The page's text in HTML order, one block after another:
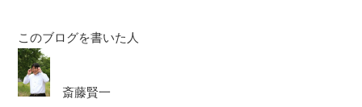
このブログを書いた人
斎藤賢一